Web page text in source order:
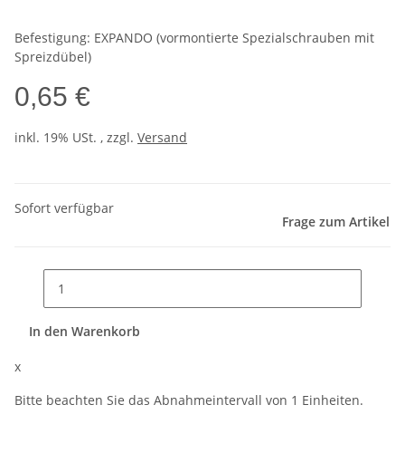
Befestigung: EXPANDO (vormontierte Spezialschrauben mit
Spreizdübel)
0,65 €
inkl. 19% USt. , zzgl. Versand
Sofort verfügbar
Frage zum Artikel
In den Warenkorb
x
Bitte beachten Sie das Abnahmeintervall von 1 Einheiten.